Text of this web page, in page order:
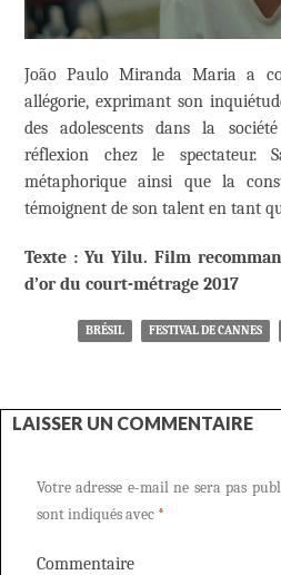
João Paulo Miranda Maria a
allégorie, exprimant son
des adolescents dans la
réflexion chez le spectateur.
métaphorique ainsi que la
témoignent de son talent en tant
Texte : Yu Yilu. Film
d’or du court-métrage 2017
BRÉSIL FESTIVAL DE CANNES
LAISSER UN COMMENTAIRE
Votre adresse e-mail ne sera pas
sont indiqués avec *
Commentaire